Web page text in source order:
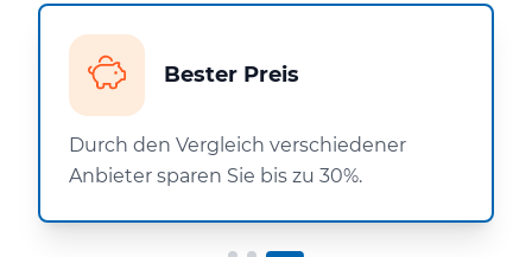
Bester Preis
Durch den Vergleich verschiedener
Anbieter sparen Sie bis zu 30%.